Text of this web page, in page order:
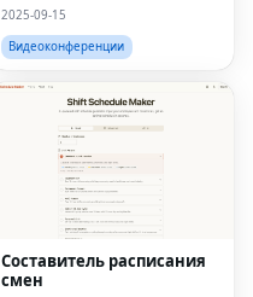
2025-09-15
Видеоконференции
Составитель расписания
смен